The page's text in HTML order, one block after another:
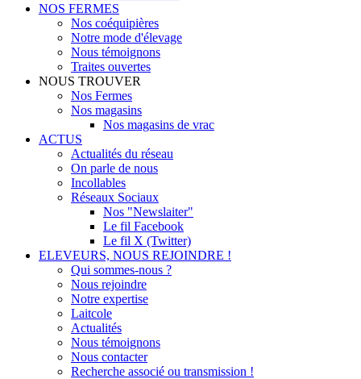
NOS FERMES
Nos coéquipières
Notre mode d'élevage
Nous témoignons
Traites ouvertes
NOUS TROUVER
Nos Fermes
Nos magasins
Nos magasins de vrac
ACTUS
Actualités du réseau
On parle de nous
Incollables
Réseaux Sociaux
Nos "Newslaiter"
Le fil Facebook
Le fil X (Twitter)
ELEVEURS, NOUS REJOINDRE !
Qui sommes-nous ?
Nous rejoindre
Notre expertise
Laitcole
Actualités
Nous témoignons
Nous contacter
Recherche associé ou transmission !